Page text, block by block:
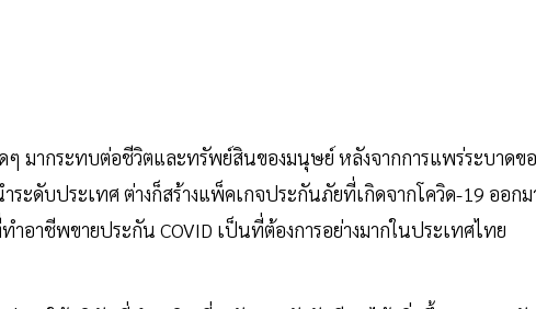
ๆ มากระทบต่อชีวิตและทรัพย์สินของมนุษย์ หลังจากการแพร่ระบาดข
ะดับประเทศ ต่างก็สร้างแพ็คเกจประกันภัยที่เกิดจากโควิด-19 ออกม
าชีพขายประกัน COVID เป็นที่ต้องการอย่างมากในประเทศไทย